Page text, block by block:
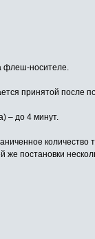
флеш-носителе.
принятой после
– до 4 минут.
количество
постановки